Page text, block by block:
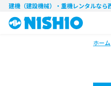
建機（建設機械）・重機レンタルなら
ホーム